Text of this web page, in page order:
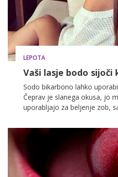
LEPOTA
Vaši lasje bodo sijoči
Sodo bikarbono lahko
Čeprav je slanega okusa, jo
uporabljajo za beljenje zob,
laseh, zaradi česar jo vedno
spola uporablja pri negi las.